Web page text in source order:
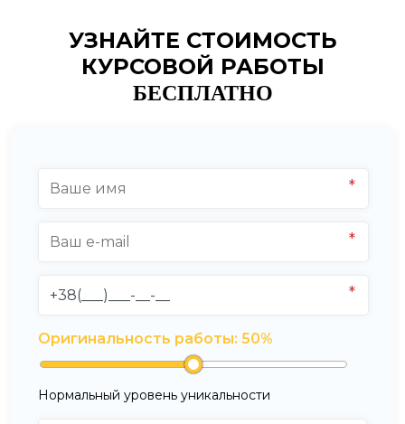
УЗНАЙТЕ СТОИМОСТЬ
КУРСОВОЙ РАБОТЫ
БЕСПЛАТНО
Оригинальность работы: 50%
Нормальный уровень уникальности